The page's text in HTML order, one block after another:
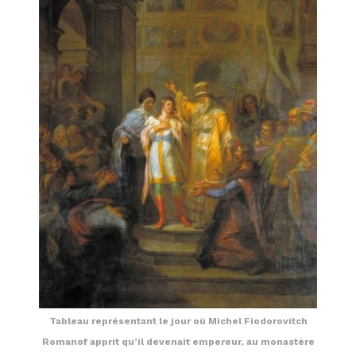
Tableau représentant le jour où Michel Fiodorovitch
Romanof apprit qu’il devenait empereur, au monastère